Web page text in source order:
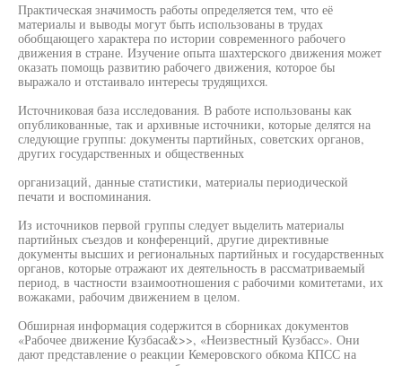
Практическая значимость работы определяется тем, что её
материалы и выводы могут быть использованы в трудах
обобщающего характера по истории современного рабочего
движения в стране. Изучение опыта шахтерского движения может
оказать помощь развитию рабочего движения, которое бы
выражало и отстаивало интересы трудящихся.
Источниковая база исследования. В работе использованы как
опубликованные, так и архивные источники, которые делятся на
следующие группы: документы партийных, советских органов,
других государственных и общественных
организаций, данные статистики, материалы периодической
печати и воспоминания.
Из источников первой группы следует выделить материалы
партийных съездов и конференций, другие директивные
документы высших и региональных партийных и государственных
органов, которые отражают их деятельность в рассматриваемый
период, в частности взаимоотношения с рабочими комитетами, их
вожаками, рабочим движением в целом.
Обширная информация содержится в сборниках документов
«Рабочее движение Кузбаса&>>, «Неизвестный Кузбасс». Они
дают представление о реакции Кемеровского обкома КПСС на